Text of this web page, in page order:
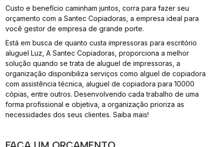
Custo e benefício caminham juntos, corra para fazer seu
orçamento com a Santec Copiadoras, a empresa ideal para
você gestor de empresa de grande porte.
Está em busca de quanto custa impressoras para escritório
aluguel Luz, A Santec Copiadoras, proporciona a melhor
solução quando se trata de aluguel de impressoras, a
organização disponibiliza serviços como alguel de copiadora
com assistência técnica, aluguel de copiadora para 10000
cópias, entre outros. Desenvolvendo cada trabalho de uma
forma profissional e objetiva, a organização prioriza as
necessidades dos seus clientes. Saiba mais!